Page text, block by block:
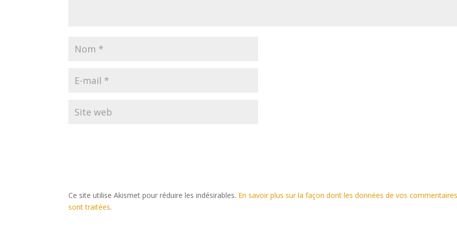
Ce site utilise Akismet pour réduire les indésirables. En savoir plus sur la façon dont les données de vos
sont traitées.